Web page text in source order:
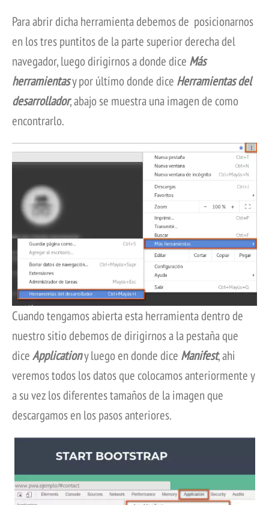
Para abrir dicha herramienta debemos de posicionarnos
en los tres puntitos de la parte superior derecha del
navegador, luego dirigirnos a donde dice Más
herramientasy por último donde dice Herramientas del
desarrollador, abajo se muestra una imagen de como
encontrarlo.
Cuando tengamos abierta esta herramienta dentro de
nuestro sitio debemos de dirigirnos a la pestaña que
diceApplicationy luego en donde dice Manifest, ahi
veremos todos los datos que colocamos anteriormente y
a su vez los diferentes tamaños de la imagen que
descargamos en los pasos anteriores.